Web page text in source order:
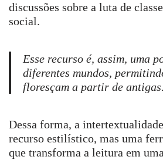
discussões sobre a luta de
social.
Esse recurso é, assim, uma
diferentes mundos,
floresçam a partir de antigas.
Dessa forma, a
recurso estilístico, mas uma
que transforma a leitura em